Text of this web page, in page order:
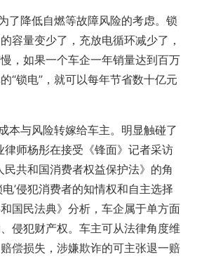
了降低自燃等故障风险的考虑。锁
容量变少了，充放电循环减少了，
，如果一个车企一年销量达到百万
“锁电”，就可以每年节省数十亿元
本与风险转嫁给车主。明显触碰了
律师杨彤在接受《锋面》记者采访
民共和国消费者权益保护法》的角
’侵犯消费者的知情权和自主选择
国民法典》分析，车企属于单方面
侵犯财产权。车主可从法律角度维
偿损失，涉嫌欺诈的可主张退一赔